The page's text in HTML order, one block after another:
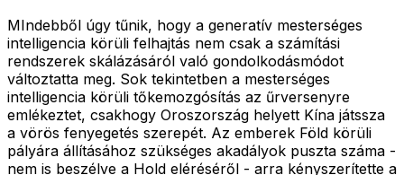
MIndebből úgy tűnik, hogy a generatív mesterséges
intelligencia körüli felhajtás nem csak a számítási
rendszerek skálázásáról való gondolkodásmódot
változtatta meg. Sok tekintetben a mesterséges
intelligencia körüli tőkemozgósítás az űrversenyre
emlékeztet, csakhogy Oroszország helyett Kína játssza
a vörös fenyegetés szerepét. Az emberek Föld körüli
pályára állításához szükséges akadályok puszta száma -
nem is beszélve a Hold eléréséről - arra kényszerítette a